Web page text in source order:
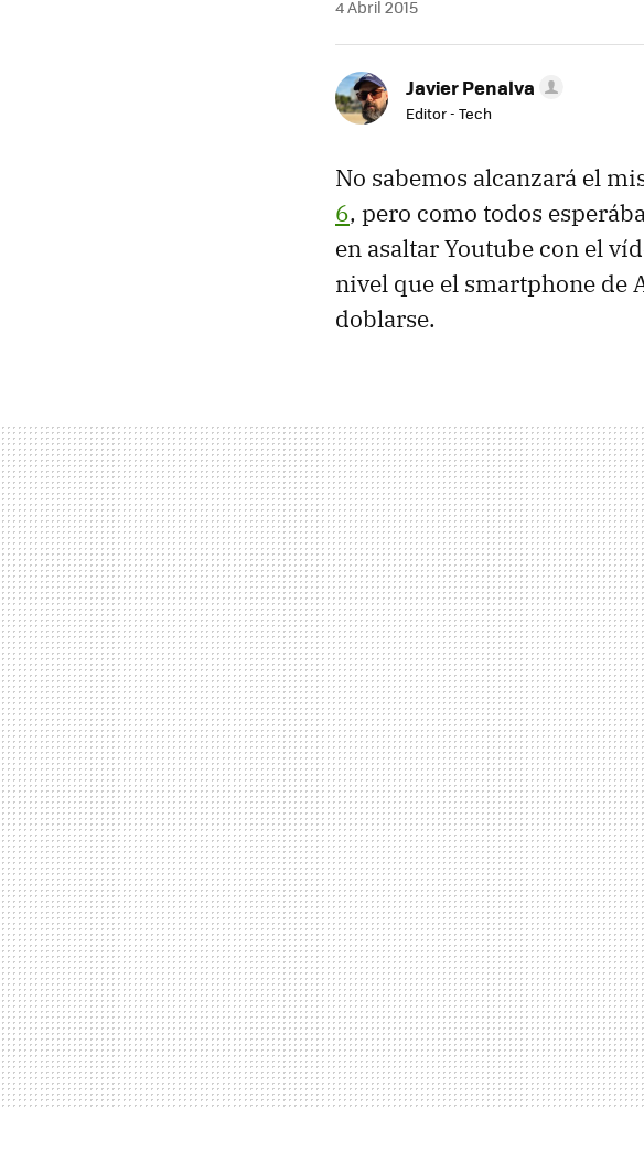
4 Abril 2015
Javier Penalva
Editor - Tech
No sabemos alcanzará el
6, pero como todos
en asaltar Youtube con el
nivel que el smartphone de
doblarse.